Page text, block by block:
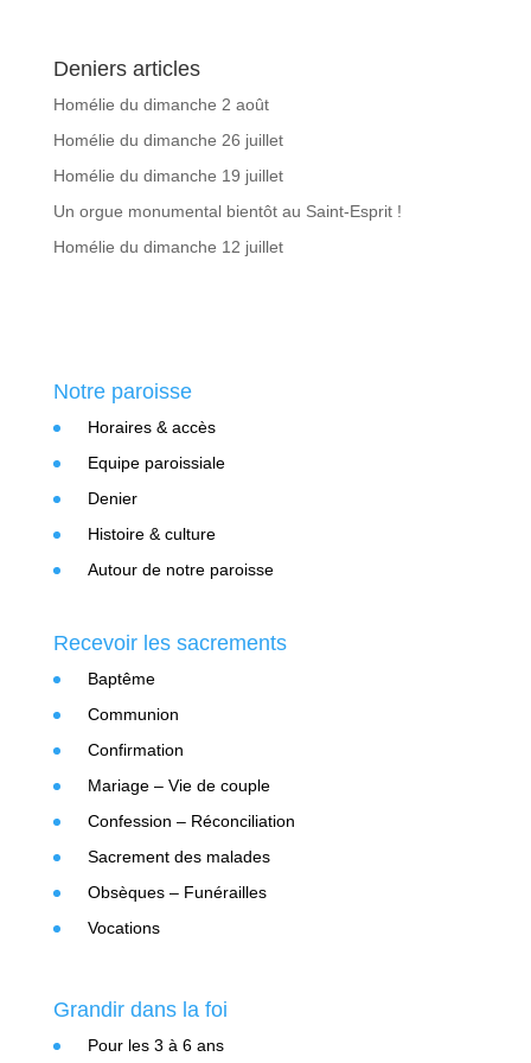
Deniers articles
Homélie du dimanche 2 août
Homélie du dimanche 26 juillet
Homélie du dimanche 19 juillet
Un orgue monumental bientôt au Saint-Esprit !
Homélie du dimanche 12 juillet
Notre paroisse
Horaires & accès
Equipe paroissiale
Denier
Histoire & culture
Autour de notre paroisse
Recevoir les sacrements
Baptême
Communion
Confirmation
Mariage – Vie de couple
Confession – Réconciliation
Sacrement des malades
Obsèques – Funérailles
Vocations
Grandir dans la foi
Pour les 3 à 6 ans